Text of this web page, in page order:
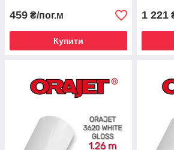
459 ₴/пог.м
Купити
1 221